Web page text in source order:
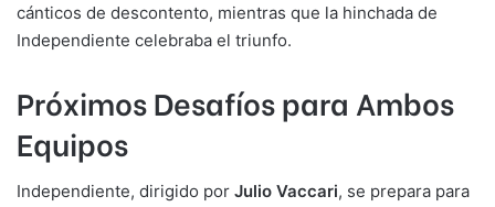
cánticos de descontento, mientras que la hinchada de
Independiente celebraba el triunfo.
Próximos Desafíos para Ambos
Equipos
Independiente, dirigido por Julio Vaccari, se prepara para